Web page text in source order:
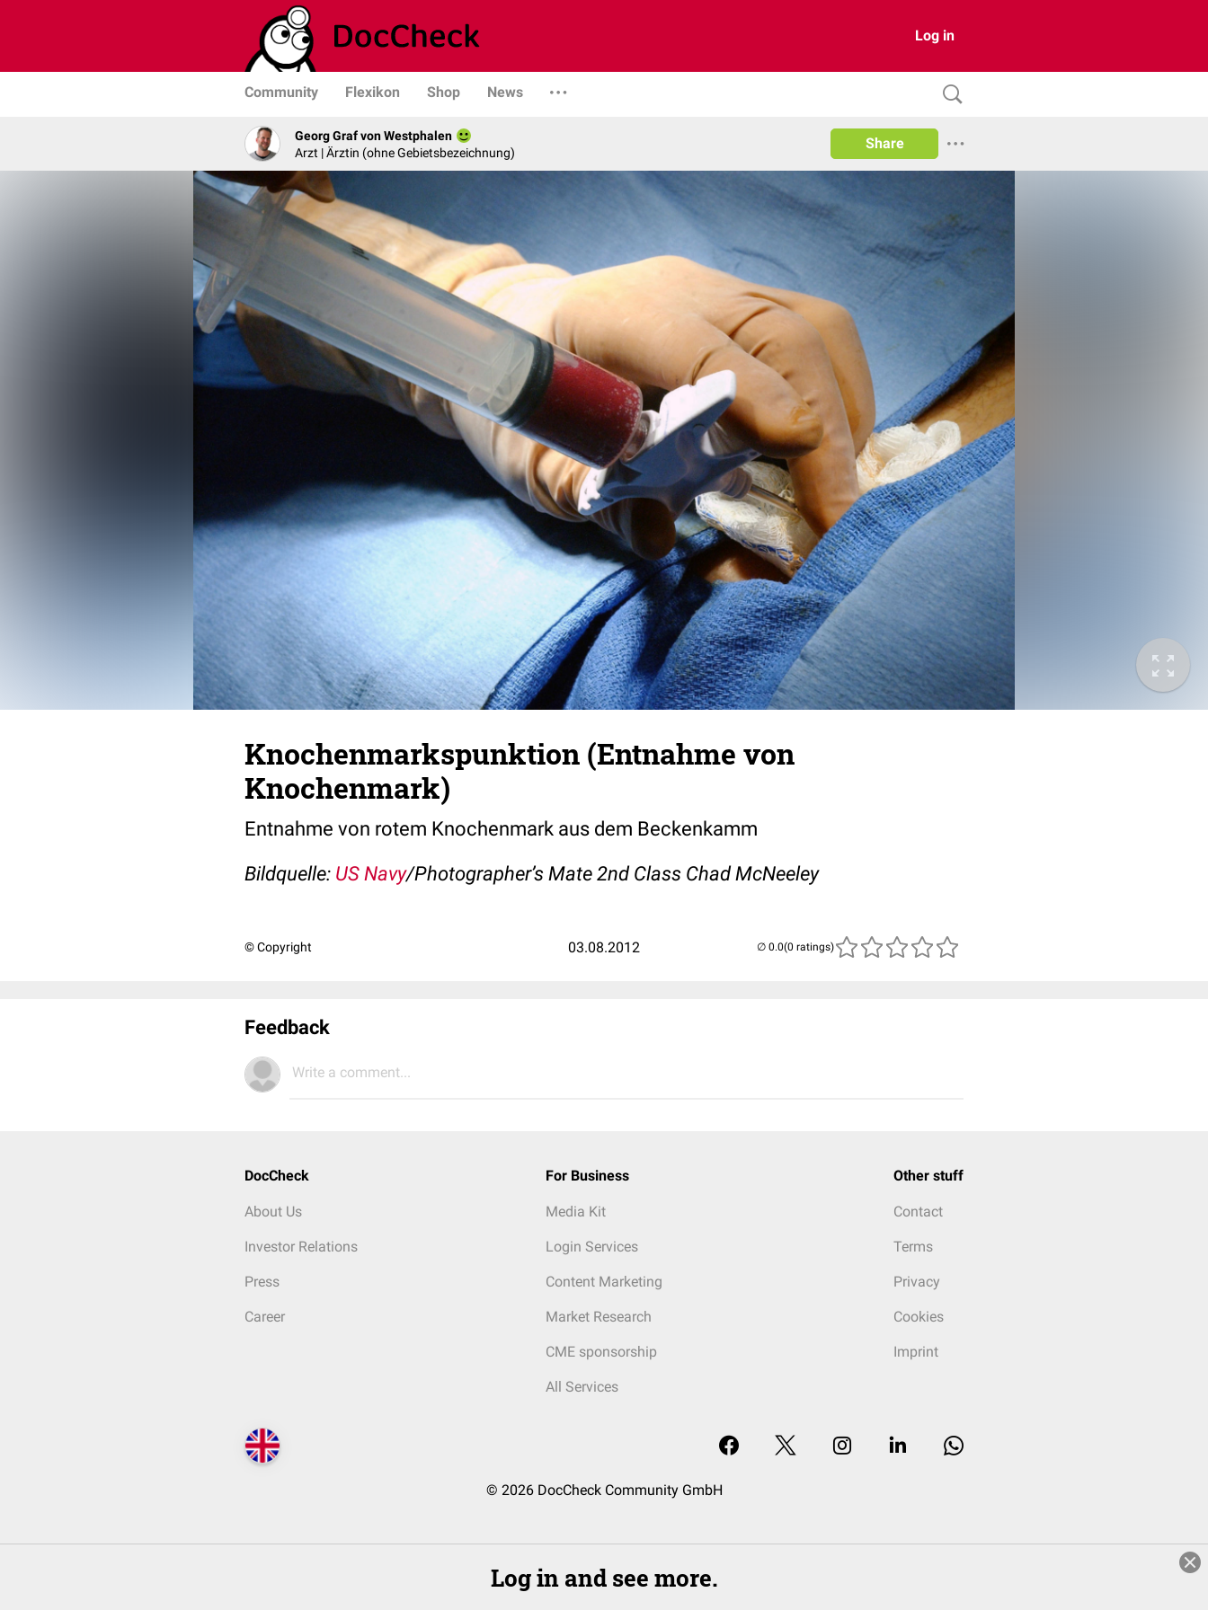
Log in
Community Flexikon Shop News
Georg Graf von Westphalen
Arzt | Ärztin (ohne Gebietsbezeichnung)
Share
Knochenmarkspunktion (Entnahme von
Knochenmark)
Entnahme von rotem Knochenmark aus dem Beckenkamm
Bildquelle: US Navy/Photographer’s Mate 2nd Class Chad McNeeley
© Copyright 03.08.2012 (0 ratings)
Feedback
Write a comment...
DocCheck
About Us
Investor Relations
Press
Career
For Business
Media Kit
Login Services
Content Marketing
Market Research
CME sponsorship
All Services
Other stuff
Contact
Terms
Privacy
Cookies
Imprint
© 2026 DocCheck Community GmbH
Log in and see more.